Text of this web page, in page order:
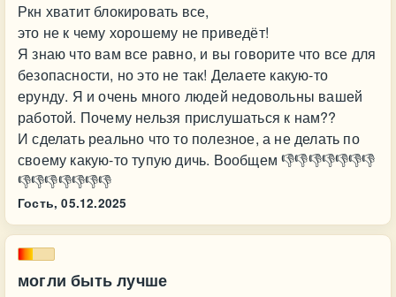
Ркн хватит блокировать все,
это не к чему хорошему не приведёт!
Я знаю что вам все равно, и вы говорите что все для
безопасности, но это не так! Делаете какую-то
ерунду. Я и очень много людей недовольны вашей
работой. Почему нельзя прислушаться к нам??
И сделать реально что то полезное, а не делать по
своему какую-то тупую дичь. Вообщем 👎👎👎👎👎👎👎
👎👎👎👎👎👎👎
Гость, 05.12.2025
могли быть лучше